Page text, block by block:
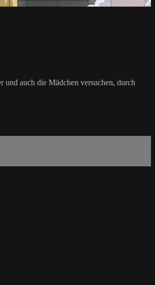
und auch die Mädchen versuchen, durch